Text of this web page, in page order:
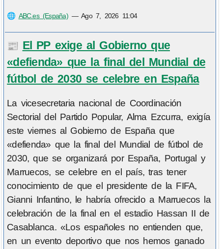
🌐 ABC.es (España)—Ago 7, 2026 11:04
📰 El PP exige al Gobierno que
«defienda» que la final del Mundial de
fútbol de 2030 se celebre en España
La vicesecretaria nacional de Coordinación
Sectorial del Partido Popular, Alma Ezcurra, exigía
este viernes al Gobierno de España que
«defienda» que la final del Mundial de fútbol de
2030, que se organizará por España, Portugal y
Marruecos, se celebre en el país, tras tener
conocimiento de que el presidente de la FIFA,
Gianni Infantino, le habría ofrecido a Marruecos la
celebración de la final en el estadio Hassan II de
Casablanca. «Los españoles no entienden que,
en un evento deportivo que nos hemos ganado